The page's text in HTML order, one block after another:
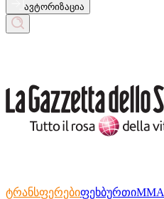
ავტორიზაცია
ტრანსფერებიფეხბურთიMMA